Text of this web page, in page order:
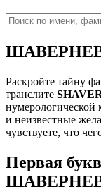
Раскройте тайну
транслите
и неизвестные
чувствуете, что
Первая
ШАВЕРНЕВА